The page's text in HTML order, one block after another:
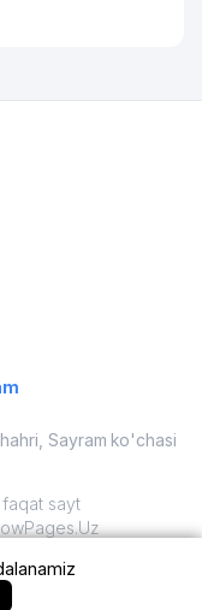
Sayram ko'chasi
sayt
"sariq
himoyalangan.